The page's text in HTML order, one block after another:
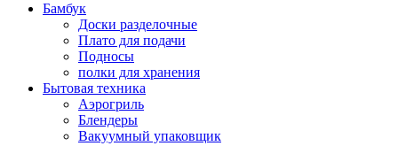
Бамбук
Доски разделочные
Плато для подачи
Подносы
полки для хранения
Бытовая техника
Аэрогриль
Блендеры
Вакуумный упаковщик